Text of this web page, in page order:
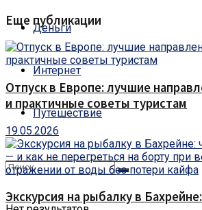
Деньги
Интернет
Путешествие
Еще публикации
Отпуск в Европе: лучшие
и практичные советы туристам
19.05.2026
Экскурсия на рыбалку в